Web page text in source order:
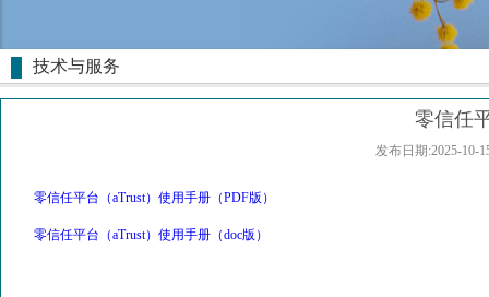
技术与服务
零信任
发布日期:2025-
零信任平台（aTrust）使用手册（PDF版）
零信任平台（aTrust）使用手册（doc版）